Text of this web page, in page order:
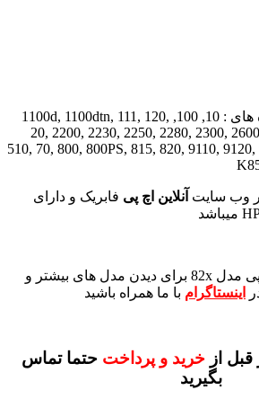
قابل استفاده در دستگاه های : 10, 100, 1100d, 1100dtn, 111, 120,
20, 2200, 2230, 2250, 2280, 2300,
510, 70, 800, 800PS, 815, 820, 9110,
وب سایت آنلاین اچ پی فابریک و دارای
برای دیدن مدل های بیشتر و
اینستاگرام با ما همراه باشید
از خرید و پرداختحتما تماس
بگیرید